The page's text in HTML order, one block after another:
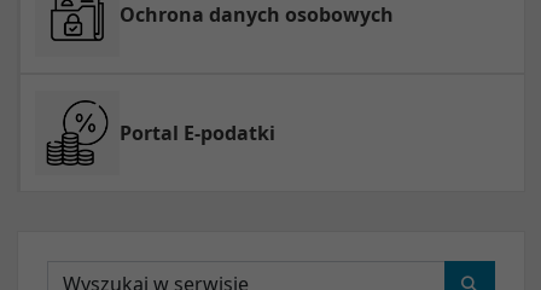
Ochrona danych osobowych
Portal E-podatki
Wyszukaj